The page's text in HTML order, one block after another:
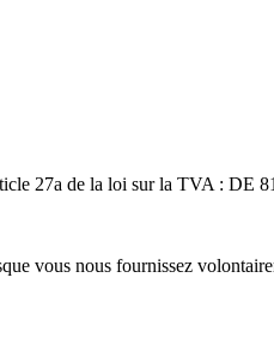
27a de la loi sur la TVA : DE
vous nous fournissez